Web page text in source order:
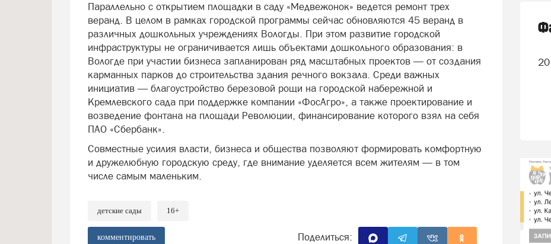
Параллельно с открытием площадки в саду «Медвежонок» ведется ремонт трех
веранд. В целом в рамках городской программы сейчас обновляются 45 веранд в
различных дошкольных учреждениях Вологды. При этом развитие городской
инфраструктуры не ограничивается лишь объектами дошкольного образования: в
Вологде при участии бизнеса запланирован ряд масштабных проектов — от создания
карманных парков до строительства здания речного вокзала. Среди важных
инициатив — благоустройство березовой рощи на городской набережной и
Кремлевского сада при поддержке компании «ФосАгро», а также проектирование и
возведение фонтана на площади Революции, финансирование которого взял на себя
ПАО «Сбербанк».
Совместные усилия власти, бизнеса и общества позволяют формировать комфортную
и дружелюбную городскую среду, где внимание уделяется всем жителям — в том
числе самым маленьким.
детские сады 16+
комментировать Поделиться: